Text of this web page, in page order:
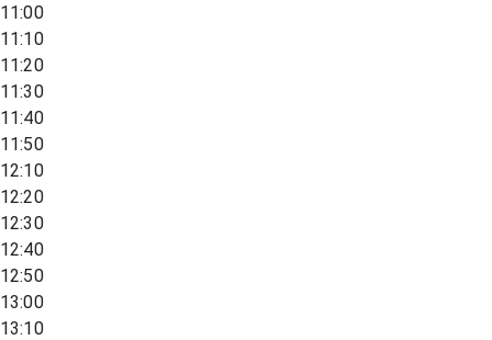
11:00
11:10
11:20
11:30
11:40
11:50
12:10
12:20
12:30
12:40
12:50
13:00
13:10